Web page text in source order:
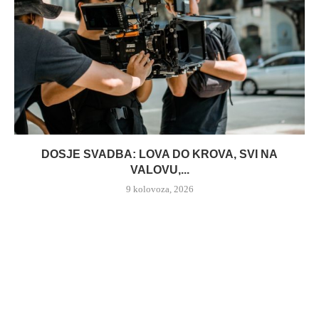
DOSJE SVADBA: LOVA DO KROVA, SVI NA
VALOVU,...
9 kolovoza, 2026